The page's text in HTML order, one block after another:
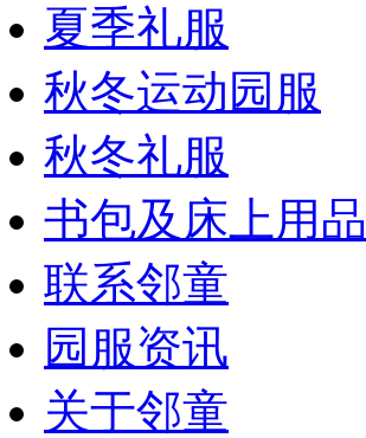
夏季礼服
秋冬运动园服
秋冬礼服
书包及床上用品
联系邻童
园服资讯
关于邻童